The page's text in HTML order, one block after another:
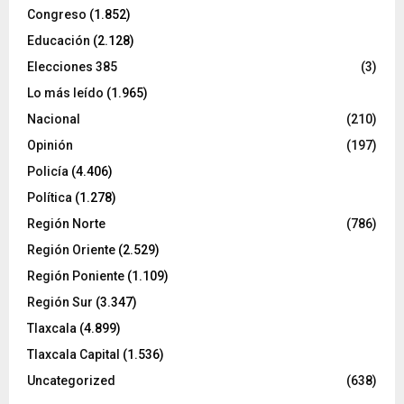
Congreso (1.852)
Educación (2.128)
Elecciones 385
(3)
Lo más leído (1.965)
Nacional
(210)
Opinión
(197)
Policía (4.406)
Política (1.278)
Región Norte
(786)
Región Oriente (2.529)
Región Poniente (1.109)
Región Sur (3.347)
Tlaxcala (4.899)
Tlaxcala Capital (1.536)
Uncategorized
(638)